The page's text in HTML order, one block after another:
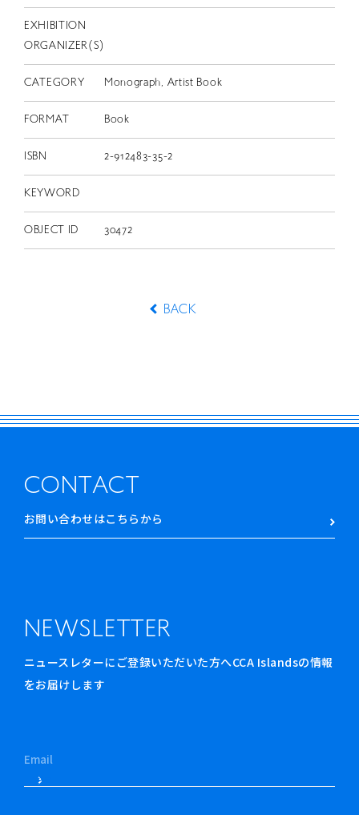
EXHIBITION
ORGANIZER(S)
CATEGORY Monograph, Artist Book
FORMAT Book
ISBN 2-912483-35-2
KEYWORD
OBJECT ID 30472
BACK
CONTACT
お問い合わせはこちらから
NEWSLETTER
ニュースレターにご登録いただいた方へCCA Islandsの情報
をお届けします